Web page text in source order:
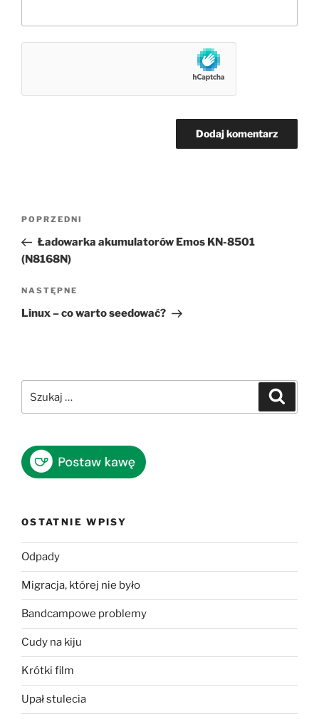
Nawigacja
Poprzedni
wpis
POPRZEDNI
Ładowarka akumulatorów Emos KN-8501
(N8168N)
Następny
wpis
NASTĘPNE
Linux – co warto seedować?
OSTATNIE WPISY
Odpady
Migracja, której nie było
Bandcampowe problemy
Cudy na kiju
Krótki film
Upał stulecia